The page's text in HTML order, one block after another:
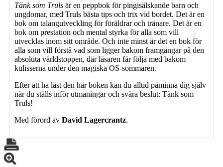
Tänk som Truls är en peppbok för pingisälskande barn och
ungdomar, med Truls bästa tips och trix vid bordet. Det är en
bok om talangutveckling för föräldrar och tränare. Det är en
bok om prestation och mental styrka för alla som vill
utvecklas inom sitt område. Och inte minst är det en bok för
alla som vill förstå vad som ligger bakom framgångar på den
absoluta världstoppen, där läsaren får följa med bakom
kulisserna under den magiska OS-sommaren.
Efter att ha läst den här boken kan du alltid påminna dig själv
när du ställs inför utmaningar och svåra beslut: Tänk som
Truls!
Med förord av David Lagercrantz.